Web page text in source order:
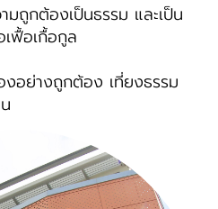
ถูกต้องเป็นธรรม และเป็น
ฟื้อเกื้อกูล
งอย่างถูกต้อง เที่ยงธรรม